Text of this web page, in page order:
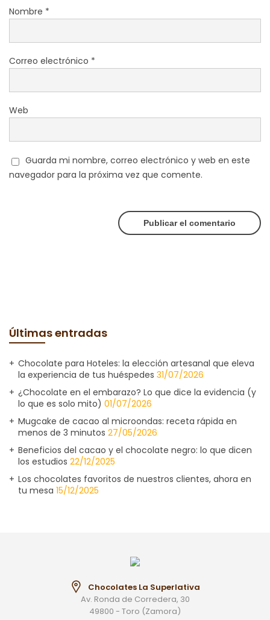
Nombre *
Correo electrónico *
Web
Guarda mi nombre, correo electrónico y web en este
navegador para la próxima vez que comente.
Últimas entradas
Chocolate para Hoteles: la elección artesanal que eleva
la experiencia de tus huéspedes 31/07/2026
¿Chocolate en el embarazo? Lo que dice la evidencia (y
lo que es solo mito) 01/07/2026
Mugcake de cacao al microondas: receta rápida en
menos de 3 minutos 27/05/2026
Beneficios del cacao y el chocolate negro: lo que dicen
los estudios 22/12/2025
Los chocolates favoritos de nuestros clientes, ahora en
tu mesa 15/12/2025
Chocolates La Superlativa
Av. Ronda de Corredera, 30
49800 - Toro (Zamora)